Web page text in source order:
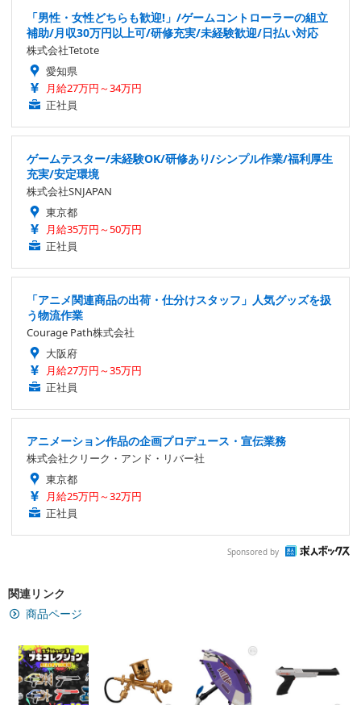
「男性・女性どちらも歓迎!」/ゲームコントローラーの組立
補助/月収30万円以上可/研修充実/未経験歓迎/日払い対応
株式会社Tetote
愛知県
月給27万円～34万円
正社員
ゲームテスター/未経験OK/研修あり/シンプル作業/福利厚生
充実/安定環境
株式会社SNJAPAN
東京都
月給35万円～50万円
正社員
「アニメ関連商品の出荷・仕分けスタッフ」人気グッズを扱
う物流作業
Courage Path株式会社
大阪府
月給27万円～35万円
正社員
アニメーション作品の企画プロデュース・宣伝業務
株式会社クリーク・アンド・リバー社
東京都
月給25万円～32万円
正社員
Sponsored by
関連リンク
商品ページ